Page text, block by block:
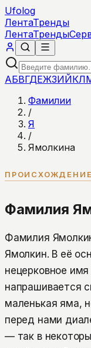
Ufolog
ЛентаТренды
ЛентаТренды
АБВГДЕЖЗИЙКЛ
Фамилии
/
Я
/
Ямолкина
ПРОИСХОЖДЕНИЕ
Фамилия
Фамилия
Ямолкин. В её
нецерковное
напрашивается
маленькая яма,
перед нами
— так в